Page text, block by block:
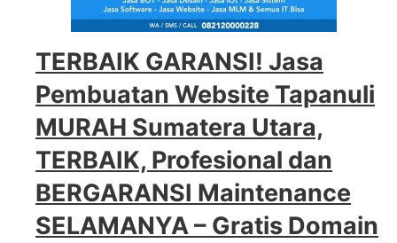
TERBAIK GARANSI! Jasa
Pembuatan Website Tapanuli
MURAH Sumatera Utara,
TERBAIK, Profesional dan
BERGARANSI Maintenance
SELAMANYA – Gratis Domain